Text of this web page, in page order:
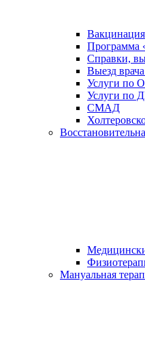
Вакцинация
Справки,
Выезд
Услуги по
Услуги по
СМАД
Мануальная